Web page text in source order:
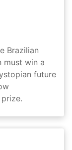
Brazilian
must win a
future